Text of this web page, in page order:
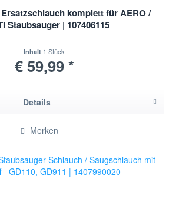
komplett für AERO /
Staubsauger | 107406115
Inhalt 1 Stück
€ 59,99 *
Details
Merken